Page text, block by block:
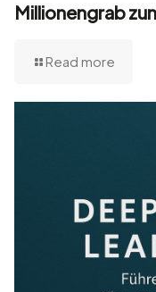
Millionengrab
Read more